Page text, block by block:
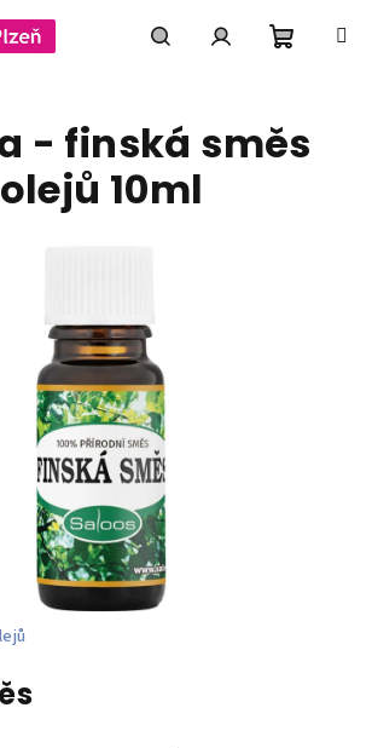
košík
- finská směs
olejů 10ml